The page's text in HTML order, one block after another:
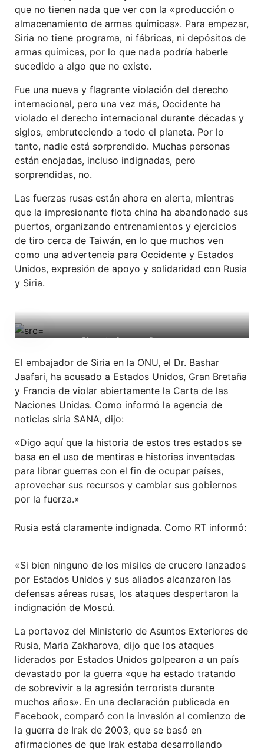
que no tienen nada que ver con la «producción o
almacenamiento de armas químicas». Para empezar,
Siria no tiene programa, ni fábricas, ni depósitos de
armas químicas, por lo que nada podría haberle
sucedido a algo que no existe.
Fue una nueva y flagrante violación del derecho
internacional, pero una vez más, Occidente ha
violado el derecho internacional durante décadas y
siglos, embruteciendo a todo el planeta. Por lo
tanto, nadie está sorprendido. Muchas personas
están enojadas, incluso indignadas, pero
sorprendidas, no.
Las fuerzas rusas están ahora en alerta, mientras
que la impresionante flota china ha abandonado sus
puertos, organizando entrenamientos y ejercicios
de tiro cerca de Taiwán, en lo que muchos ven
como una advertencia para Occidente y Estados
Unidos, expresión de apoyo y solidaridad con Rusia
y Siria.
Plaza de Omeyas, Damasco
El embajador de Siria en la ONU, el Dr. Bashar
Jaafari, ha acusado a Estados Unidos, Gran Bretaña
y Francia de violar abiertamente la Carta de las
Naciones Unidas. Como informó la agencia de
noticias siria SANA, dijo:
«Digo aquí que la historia de estos tres estados se
basa en el uso de mentiras e historias inventadas
para librar guerras con el fin de ocupar países,
aprovechar sus recursos y cambiar sus gobiernos
por la fuerza.»
Rusia está claramente indignada. Como RT informó:
«Si bien ninguno de los misiles de crucero lanzados
por Estados Unidos y sus aliados alcanzaron las
defensas aéreas rusas, los ataques despertaron la
indignación de Moscú.
La portavoz del Ministerio de Asuntos Exteriores de
Rusia, Maria Zakharova, dijo que los ataques
liderados por Estados Unidos golpearon a un país
devastado por la guerra «que ha estado tratando
de sobrevivir a la agresión terrorista durante
muchos años». En una declaración publicada en
Facebook, comparó con la invasión al comienzo de
la guerra de Irak de 2003, que se basó en
afirmaciones de que Irak estaba desarrollando